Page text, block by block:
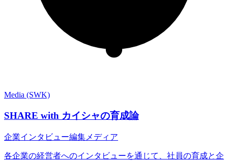
Media (SWK)
SHARE with カイシャの育成論
企業インタビュー編集メディア
各企業の経営者へのインタビューを通じて、社員の育成と企